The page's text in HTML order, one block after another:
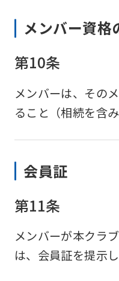
メンバー資格
第10条
メンバーは、その
ること（相続を含
会員証
第11条
メンバーが本クラ
は、会員証を提示